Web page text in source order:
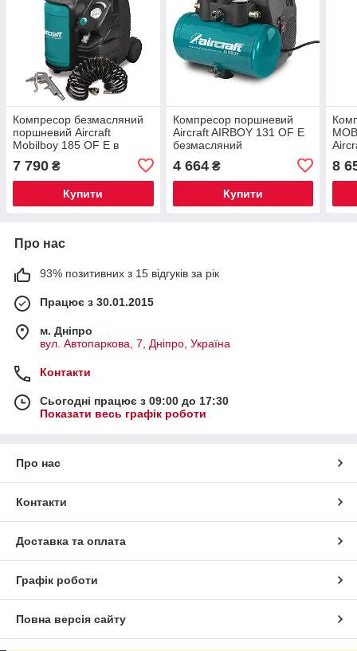
Компресор безмасляний
поршневий Aircraft
Mobilboy 185 OF E в
комплекті пневматичний
шланг і пістолет
7 790 ₴
Купити
Компресор поршневий
Aircraft AIRBOY 131 OF E
безмасляний
4 664₴
Купити
8
Про нас
93% позитивних з 15 відгуків за рік
Працює з 30.01.2015
м. Дніпро
вул. Автопаркова, 7, Дніпро, Україна
Контакти
Сьогодні працює з 09:00 до 17:30
Показати весь графік роботи
Про нас
Контакти
Доставка та оплата
Графік роботи
Повна версія сайту